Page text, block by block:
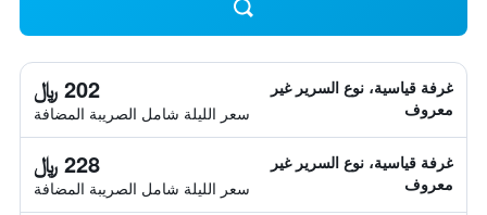
غرفة قياسية، نوع السرير غير
معروف
202 ﷼
سعر الليلة شامل الصريبة المضافة
غرفة قياسية، نوع السرير غير
معروف
228 ﷼
سعر الليلة شامل الصريبة المضافة